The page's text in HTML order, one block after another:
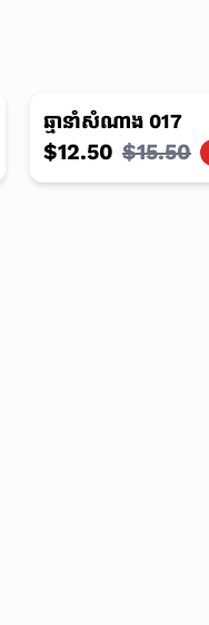
ឆ្មានាំសំណាង 017
$12.50 $15.50